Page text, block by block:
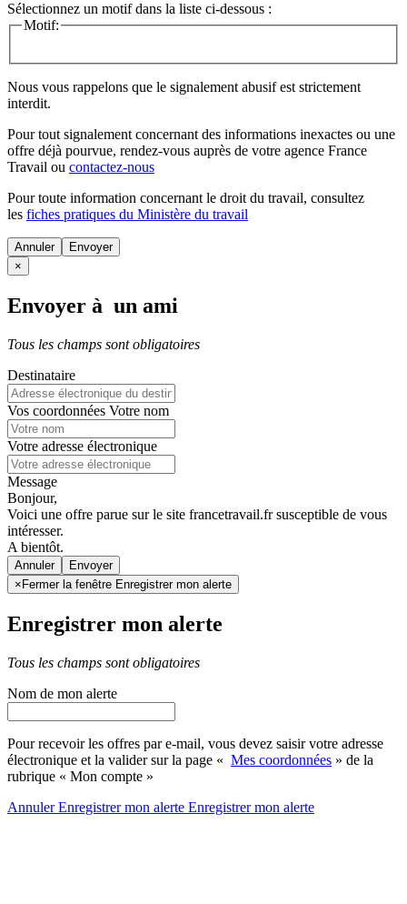
Sélectionnez un motif dans la liste ci-dessous :
Motif:
Nous vous rappelons que le signalement abusif est strictement
interdit.
Pour tout signalement concernant des informations inexactes ou une
offre déjà pourvue, rendez-vous auprès de votre agence France
Travail ou contactez-nous
Pour toute information concernant le droit du travail, consultez
les fiches pratiques du Ministère du travail
Annuler
×
Envoyer à un ami
Tous les champs sont obligatoires
Destinataire
Vos coordonnées Votre nom
Votre adresse électronique
Message
Bonjour,
Voici une offre parue sur le site francetravail.fr susceptible de vous
intéresser.
A bientôt.
Annuler
× Fermer la fenêtre Enregistrer mon alerte
Enregistrer mon alerte
Tous les champs sont obligatoires
Nom de mon alerte
Pour recevoir les offres par e-mail, vous devez saisir votre adresse
électronique et la valider sur la page « Mes coordonnées » de la
rubrique « Mon compte »
AnnulerEnregistrer mon alerte Enregistrermon alerte